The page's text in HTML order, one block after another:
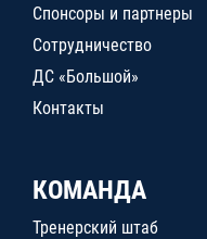
Спонсоры и партнеры
Сотрудничество
ДС «Большой»
Контакты
КОМАНДА
Тренерский штаб